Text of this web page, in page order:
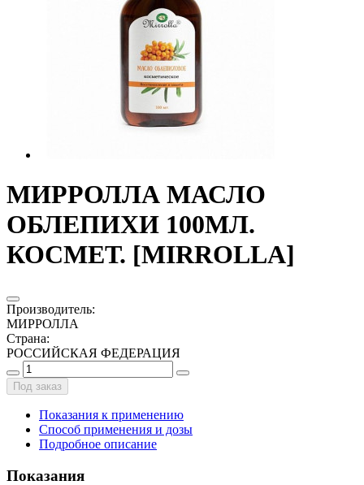
МИРРОЛЛА МАСЛО
ОБЛЕПИХИ 100МЛ.
КОСМЕТ. [MIRROLLA]
Производитель:
МИРРОЛЛА
Страна:
РОССИЙСКАЯ ФЕДЕРАЦИЯ
Под заказ
Показания к применению
Способ применения и дозы
Подробное описание
Показания